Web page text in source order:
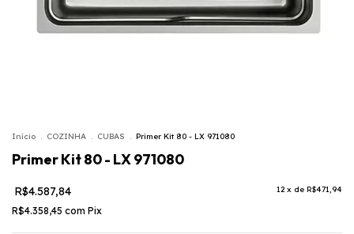
Início . COZINHA . CUBAS . Primer Kit 80 - LX 971080
Primer Kit 80 - LX 971080
R$4.587,84 12 x de R$471,94
R$4.358,45 com Pix